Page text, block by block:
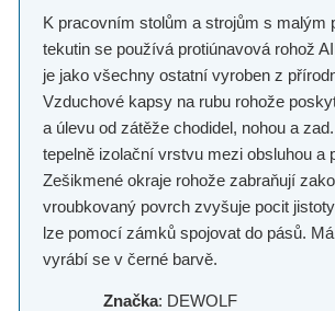
K pracovním stolům a strojům s malým
tekutin se používá protiúnavová rohož
je jako všechny ostatní vyroben z
Vzduchové kapsy na rubu rohože
a úlevu od zátěže chodidel, nohou a
tepelně izolační vrstvu mezi obsluhou a
Zešikmené okraje rohože zabraňují
vroubkovaný povrch zvyšuje pocit
lze pomocí zámků spojovat do pásů.
vyrábí se v černé barvě.
Značka: DEWOLF